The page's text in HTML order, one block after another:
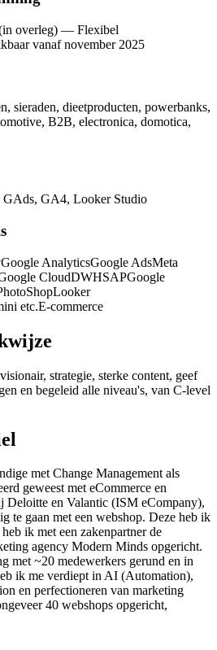
overleg) — Flexibel
vanaf november 2025
sieraden, dieetproducten, powerbanks,
B2B, electronica, domotica,
GAds, GA4, Looker Studio
Google AnalyticsGoogle AdsMeta
CloudDWHSAPGoogle
Looker
etc.E-commerce
strategie, sterke content, geef
en begeleid alle niveau's, van C-level
met Change Management als
geweest met eCommerce en
Deloitte en Valantic (ISM eCompany),
te gaan met een webshop. Deze heb ik
ik met een zakenpartner de
agency Modern Minds opgericht.
met ~20 medewerkers gerund en in
ik me verdiept in AI (Automation),
en perfectioneren van marketing
40 webshops opgericht,